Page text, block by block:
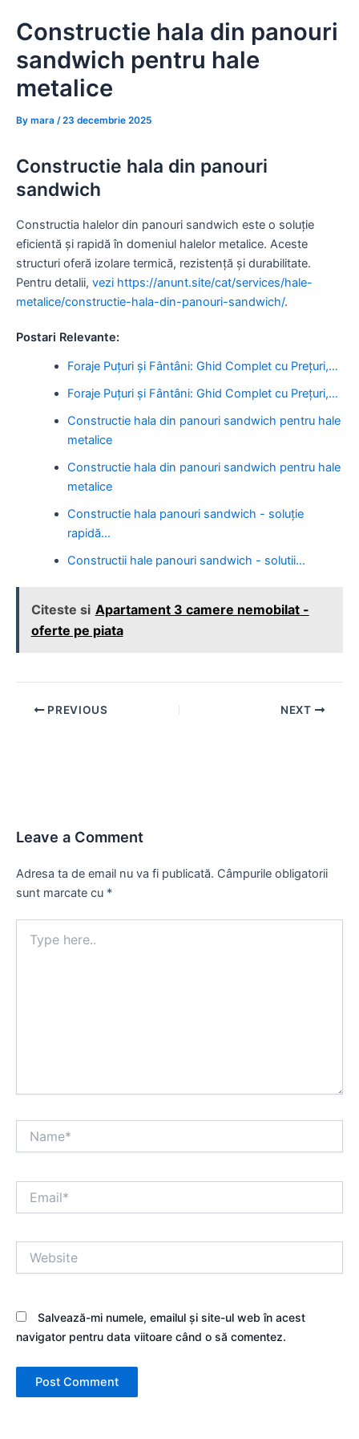
Constructie hala din panouri
sandwich pentru hale
metalice
By mara /23 decembrie 2025
Constructie hala din panouri
sandwich
Constructia halelor din panouri sandwich este o soluție
eficientă și rapidă în domeniul halelor metalice. Aceste
structuri oferă izolare termică, rezistență și durabilitate.
Pentru detalii, vezi https://anunt.site/cat/services/hale-
metalice/constructie-hala-din-panouri-sandwich/.
Postari Relevante:
Foraje Puțuri și Fântâni: Ghid Complet cu Prețuri,…
Foraje Puțuri și Fântâni: Ghid Complet cu Prețuri,…
Constructie hala din panouri sandwich pentru hale
metalice
Constructie hala din panouri sandwich pentru hale
metalice
Constructie hala panouri sandwich - soluție
rapidă…
Constructii hale panouri sandwich - solutii…
Citeste si Apartament 3 camere nemobilat -
oferte pe piata
Post PREVIOUS NEXT
Leave a Comment
Adresa ta de email nu va fi publicată. Câmpurile obligatorii
sunt marcate cu *
here..
Salvează-mi numele, emailul și site-ul web în acest
navigator pentru data viitoare când o să comentez.